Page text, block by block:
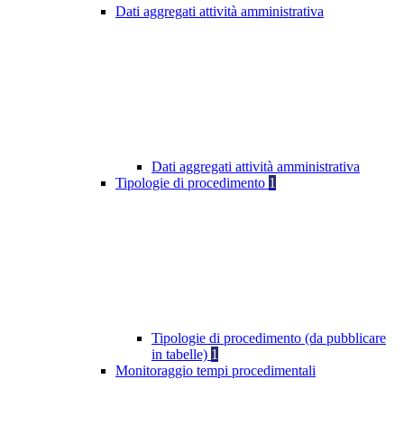
Dati aggregati attività amministrativa
Dati aggregati attività amministrativa
Tipologie di procedimento 1
Tipologie di procedimento (da pubblicare
in tabelle) 1
Monitoraggio tempi procedimentali